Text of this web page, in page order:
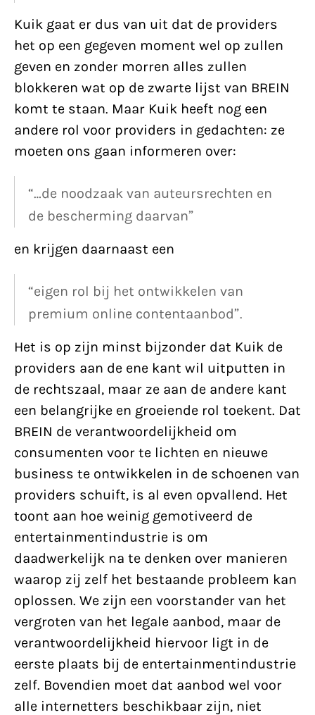
Kuik gaat er dus van uit dat de providers
het op een gegeven moment wel op zullen
geven en zonder morren alles zullen
blokkeren wat op de zwarte lijst van BREIN
komt te staan. Maar Kuik heeft nog een
andere rol voor providers in gedachten: ze
moeten ons gaan informeren over:
“…de noodzaak van auteursrechten en
de bescherming daarvan”
en krijgen daarnaast een
“eigen rol bij het ontwikkelen van
premium online contentaanbod”.
Het is op zijn minst bijzonder dat Kuik de
providers aan de ene kant wil uitputten in
de rechtszaal, maar ze aan de andere kant
een belangrijke en groeiende rol toekent. Dat
BREIN de verantwoordelijkheid om
consumenten voor te lichten en nieuwe
business te ontwikkelen in de schoenen van
providers schuift, is al even opvallend. Het
toont aan hoe weinig gemotiveerd de
entertainmentindustrie is om
daadwerkelijk na te denken over manieren
waarop zij zelf het bestaande probleem kan
oplossen. We zijn een voorstander van het
vergroten van het legale aanbod, maar de
verantwoordelijkheid hiervoor ligt in de
eerste plaats bij de entertainmentindustrie
zelf. Bovendien moet dat aanbod wel voor
alle internetters beschikbaar zijn, niet